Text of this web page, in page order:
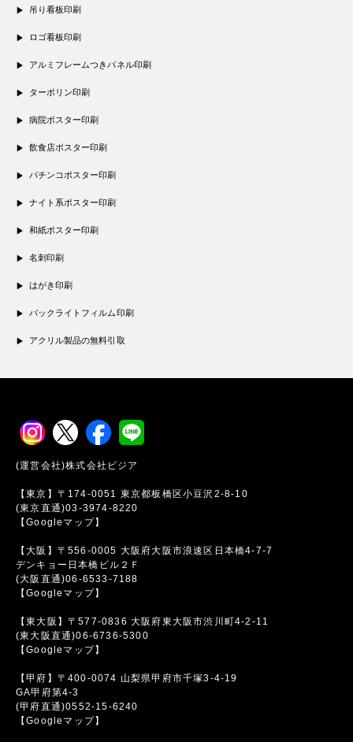
吊り看板印刷
ロゴ看板印刷
アルミフレームつきパネル印刷
ターポリン印刷
病院ポスター印刷
飲食店ポスター印刷
パチンコポスター印刷
ナイト系ポスター印刷
和紙ポスター印刷
名刺印刷
はがき印刷
バックライトフィルム印刷
アクリル製品の無料引取
(運営会社)株式会社ビジア
【東京】〒174-0051 東京都板橋区小豆沢2-8-10
(東京直通)03-3974-8220
【Googleマップ】
【大阪】〒556-0005 大阪府大阪市浪速区日本橋4-7-7
デンキョー日本橋ビル２Ｆ
(大阪直通)06-6533-7188
【Googleマップ】
【東大阪】〒577-0836 大阪府東大阪市渋川町4-2-11
(東大阪直通)06-6736-5300
【Googleマップ】
【甲府】〒400-0074 山梨県甲府市千塚3-4-19
GA甲府第4-3
(甲府直通)0552-15-6240
【Googleマップ】